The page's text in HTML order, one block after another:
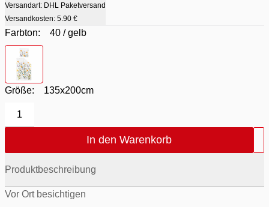
Versandart: DHL Paketversand
Versandkosten: 5.90 €
Farbton:
40 / gelb
Farbton
Größe: 135x200cm
1
In den Warenkorb
Produktbeschreibung
Vor Ort besichtigen